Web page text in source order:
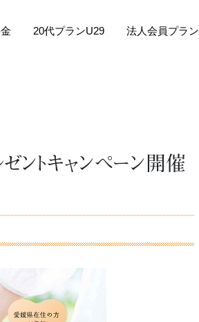
20代プランU29 法人会員プラン
ントキャンペーン開催